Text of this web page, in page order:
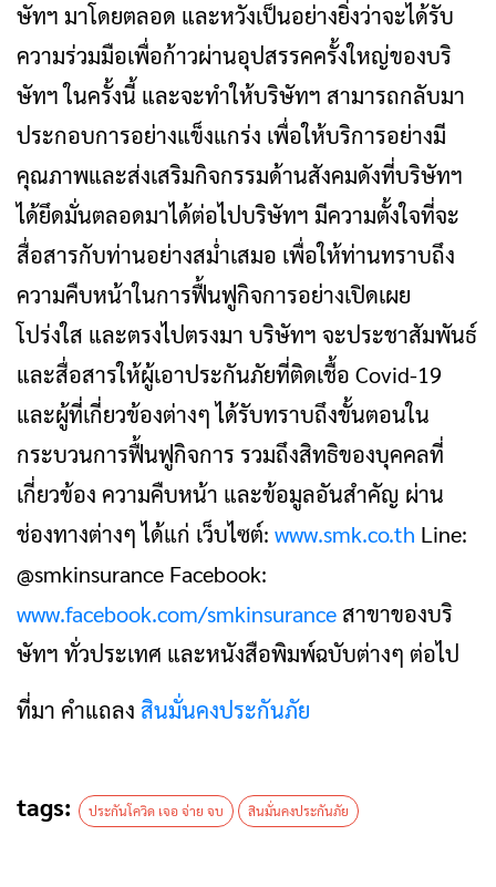
ษัทฯ มาโดยตลอด และหวังเป็นอย่างยิ่งว่าจะได้รับ
ความร่วมมือเพื่อก้าวผ่านอุปสรรคครั้งใหญ่ของบริ
ษัทฯ ในครั้งนี้ และจะทำให้บริษัทฯ สามารถกลับมา
ประกอบการอย่างแข็งแกร่ง เพื่อให้บริการอย่างมี
คุณภาพและส่งเสริมกิจกรรมด้านสังคมดังที่บริษัทฯ
ได้ยึดมั่นตลอดมาได้ต่อไปบริษัทฯ มีความตั้งใจที่จะ
สื่อสารกับท่านอย่างสม่ำเสมอ เพื่อให้ท่านทราบถึง
ความคืบหน้าในการฟื้นฟูกิจการอย่างเปิดเผย
โปร่งใส และตรงไปตรงมา บริษัทฯ จะประชาสัมพันธ์
และสื่อสารให้ผู้เอาประกันภัยที่ติดเชื้อ Covid-19
และผู้ที่เกี่ยวข้องต่างๆ ได้รับทราบถึงขั้นตอนใน
กระบวนการฟื้นฟูกิจการ รวมถึงสิทธิของบุคคลที่
เกี่ยวข้อง ความคืบหน้า และข้อมูลอันสำคัญ ผ่าน
ช่องทางต่างๆ ได้แก่ เว็บไซต์: www.smk.co.th Line:
@smkinsurance Facebook:
www.facebook.com/smkinsuranceสาขาของบริ
ษัทฯ ทั่วประเทศ และหนังสือพิมพ์ฉบับต่างๆ ต่อไป
ที่มา คำแถลง สินมั่นคงประกันภัย
tags: ประกันโควิด เจอ จ่าย จบ สินมั่นคงประกันภัย